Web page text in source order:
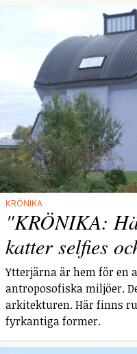
KRÖNIKA
"KRÖNIKA:
katter selfies
Ytterjärna är hem för en
antroposofiska miljöer.
arkitekturen. Här finns
fyrkantiga former.